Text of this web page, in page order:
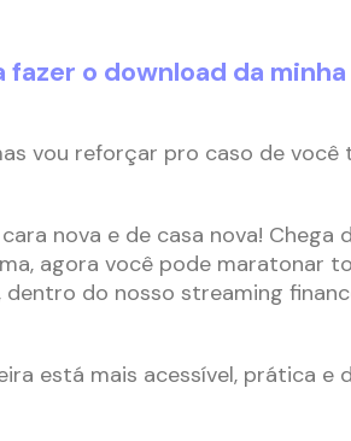
o download da
vou reforçar pro caso de
nova e de casa nova! Chega
agora você pode maratonar
dentro do nosso streaming
está mais acessível, prática e